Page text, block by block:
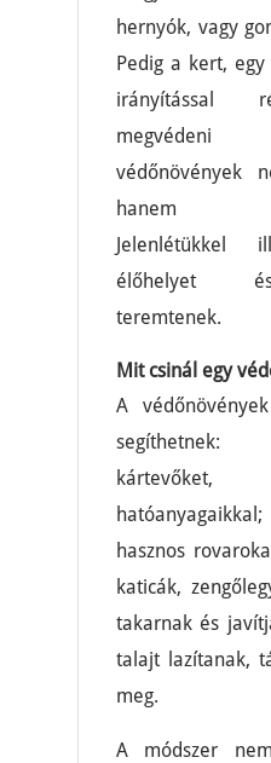
hernyók, vagy
Pedig a kert, egy
irányítással
megvédeni
védőnövények
hanem
Jelenlétükkel
élőhelyet
teremtenek.
Mit csinál egy
A
hasznos
katicák,
takarnak és
talajt lazítanak,
meg.
A módszer